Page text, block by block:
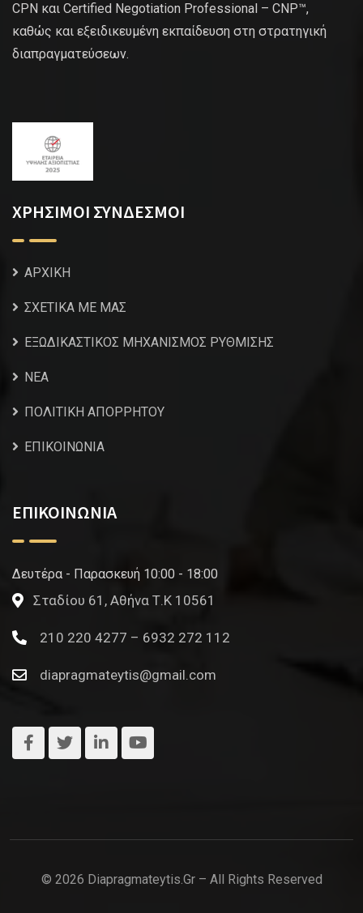
CPN και Certified Negotiation Professional – CNP™,
καθώς και εξειδικευμένη εκπαίδευση στη στρατηγική
διαπραγματεύσεων.
ΧΡΗΣΙΜΟΙ ΣΥΝΔΕΣΜΟΙ
ΑΡΧΙΚΗ
ΣΧΕΤΙΚΑ ΜΕ ΜΑΣ
ΕΞΩΔΙΚΑΣΤΙΚΟΣ ΜΗΧΑΝΙΣΜΟΣ ΡΥΘΜΙΣΗΣ
NEA
ΠΟΛΙΤΙΚΗ ΑΠΟΡΡΗΤΟΥ
ΕΠΙΚΟΙΝΩΝΙΑ
ΕΠΙΚΟΙΝΩΝΙΑ
Δευτέρα - Παρασκευή 10:00 - 18:00
Σταδίου 61, Αθήνα Τ.Κ 10561
210 220 4277 – 6932 272 112
diapragmateytis@gmail.com
© 2026 Diapragmateytis.gr – All Rights Reserved